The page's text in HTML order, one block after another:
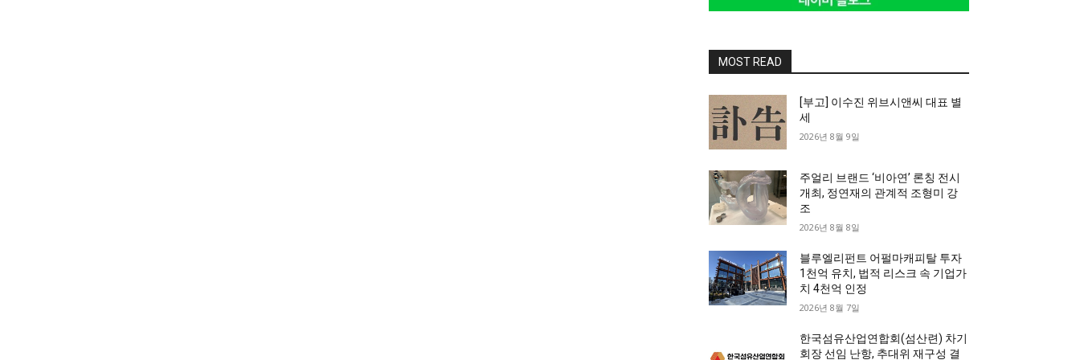
MOST READ
[부고] 이수진 위브시앤씨 대표 별
세
2026년 8월 9일
주얼리 브랜드 ‘비아연’ 론칭 전시
개최, 정연재의 관계적 조형미 강
조
2026년 8월 8일
블루엘리펀트 어펄마캐피탈 투자
1천억 유치, 법적 리스크 속 기업가
치 4천억 인정
2026년 8월 7일
한국섬유산업연합회(섬산련) 차기
회장 선임 난항, 추대위 재구성 결